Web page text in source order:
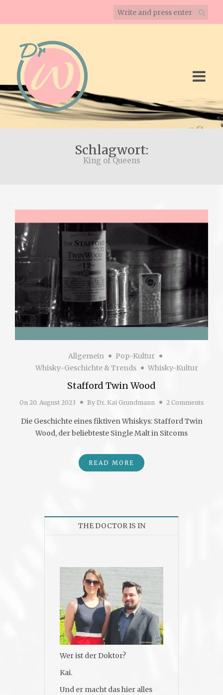
Schlagwort:
King of Queens
Allgemein
Pop-Kultur
Whisky-Geschichte & Trends
Whisky-Kultur
Stafford Twin Wood
On 20. August 2023 By Dr. Kai Grundmann 2 Comments
Die Geschichte eines fiktiven Whiskys: Stafford Twin
Wood, der beliebteste Single Malt in Sitcoms
READ MORE
THE DOCTOR IS IN
Wer ist der Doktor?
Kai.
Und er macht das hier alles